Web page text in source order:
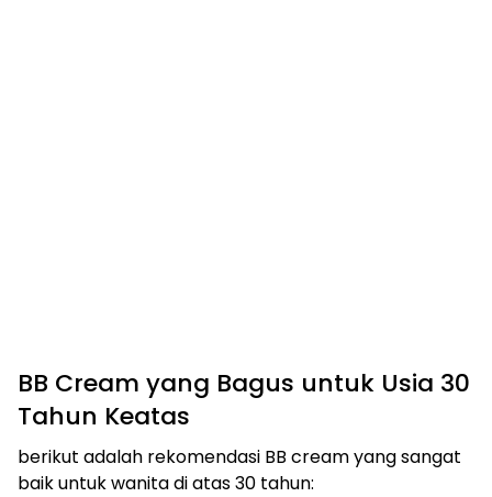
BB Cream yang Bagus untuk Usia 30
Tahun Keatas
berikut adalah rekomendasi BB cream yang sangat
baik untuk wanita di atas 30 tahun: